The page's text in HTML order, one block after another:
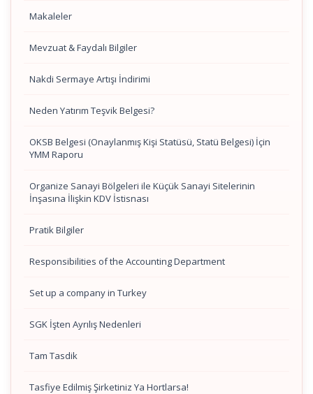
Makaleler
Mevzuat & Faydalı Bilgiler
Nakdi Sermaye Artışı İndirimi
Neden Yatırım Teşvik Belgesi?
OKSB Belgesi (Onaylanmış Kişi Statüsü, Statü Belgesi) İçin
YMM Raporu
Organize Sanayi Bölgeleri ile Küçük Sanayi Sitelerinin
İnşasına İlişkin KDV İstisnası
Pratik Bilgiler
Responsibilities of the Accounting Department
Set up a company in Turkey
SGK İşten Ayrılış Nedenleri
Tam Tasdik
Tasfiye Edilmiş Şirketiniz Ya Hortlarsa!